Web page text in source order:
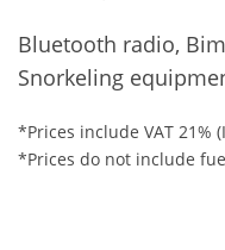
Bluetooth radio,
Snorkeling
*Prices include VAT 21%
*Prices do not include